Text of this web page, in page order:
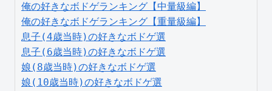
俺の好きなボドゲランキング【中量級編】
俺の好きなボドゲランキング【重量級編】
息子(4歳当時)の好きなボドゲ選
息子(6歳当時)の好きなボドゲ選
娘(8歳当時)の好きなボドゲ選
娘(10歳当時)の好きなボドゲ選